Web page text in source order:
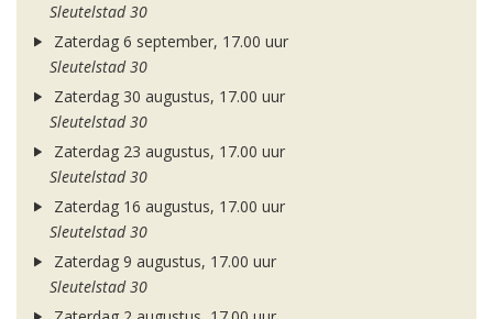
Sleutelstad 30
Zaterdag 6 september, 17.00 uur
Sleutelstad 30
Zaterdag 30 augustus, 17.00 uur
Sleutelstad 30
Zaterdag 23 augustus, 17.00 uur
Sleutelstad 30
Zaterdag 16 augustus, 17.00 uur
Sleutelstad 30
Zaterdag 9 augustus, 17.00 uur
Sleutelstad 30